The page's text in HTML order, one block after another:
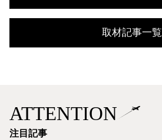
取材記事一覧
ATTENTION
注目記事